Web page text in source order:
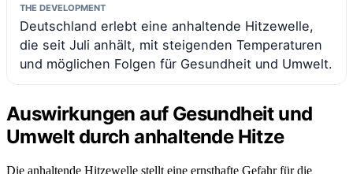
THE DEVELOPMENT
Deutschland erlebt eine anhaltende Hitzewelle,
die seit Juli anhält, mit steigenden Temperaturen
und möglichen Folgen für Gesundheit und Umwelt.
Auswirkungen auf Gesundheit und
Umwelt durch anhaltende Hitze
Die anhaltende Hitzewelle stellt eine ernsthafte Gefahr für die